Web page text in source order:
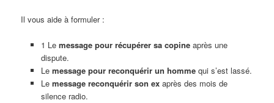
Il vous aide à formuler :
1 Le message pour récupérer sa copineaprès une
dispute.
Le message pour reconquérir un hommequi s’est lassé.
Le message reconquérir son exaprès des mois de
silence radio.